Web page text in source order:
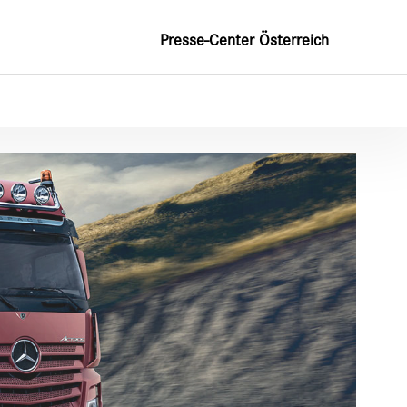
Presse-Center Österreich